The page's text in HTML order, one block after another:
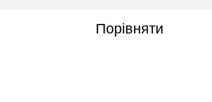
Порівняти